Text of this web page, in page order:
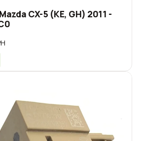
CX-5 (KE, GH) 2011 -